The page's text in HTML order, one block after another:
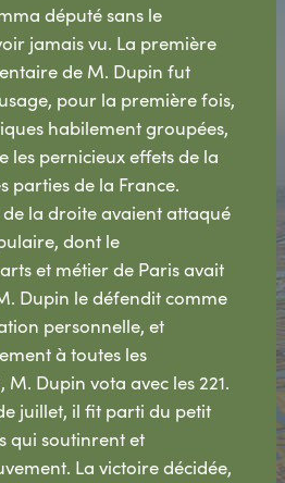
député sans le
jamais vu. La première
de M. Dupin fut
pour la première fois,
habilement groupées,
les pernicieux effets de la
parties de la France.
la droite avaient attaqué
dont le
et métier de Paris avait
Dupin le défendit comme
personnelle, et
à toutes les
M. Dupin vota avec les 221.
juillet, il fit parti du petit
qui soutinrent et
La victoire décidée,